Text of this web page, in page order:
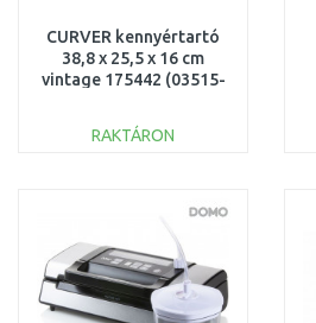
CURVER kennyértartó
38,8 x 25,5 x 16 cm
vintage 175442 (03515-
RAKTÁRON
Összehasonlítás